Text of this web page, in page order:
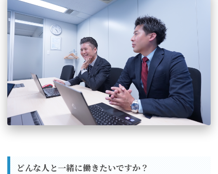
どんな人と一緒に働きたいですか？